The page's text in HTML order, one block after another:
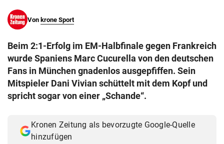
Von krone Sport
Beim 2:1-Erfolg im EM-Halbfinale gegen Frankreich
wurde Spaniens Marc Cucurella von den deutschen
Fans in München gnadenlos ausgepfiffen. Sein
Mitspieler Dani Vivian schüttelt mit dem Kopf und
spricht sogar von einer „Schande“.
Kronen Zeitung als bevorzugte Google-Quelle
hinzufügen